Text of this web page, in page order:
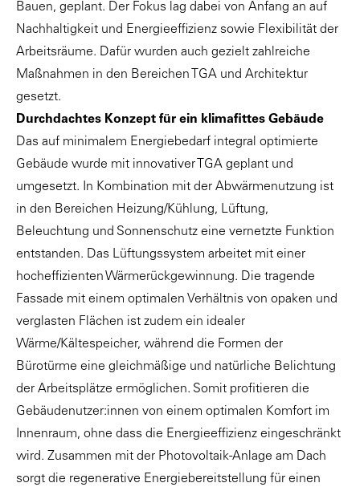
Bauen, geplant. Der Fokus lag dabei von Anfang an auf
Nachhaltigkeit und Energieeffizienz sowie Flexibilität der
Arbeitsräume. Dafür wurden auch gezielt zahlreiche
Maßnahmen in den Bereichen TGA und Architektur
gesetzt.
Durchdachtes Konzept für ein klimafittes Gebäude
Das auf minimalem Energiebedarf integral optimierte
Gebäude wurde mit innovativer TGA geplant und
umgesetzt. In Kombination mit der Abwärmenutzung ist
in den Bereichen Heizung/Kühlung, Lüftung,
Beleuchtung und Sonnenschutz eine vernetzte Funktion
entstanden. Das Lüftungssystem arbeitet mit einer
hocheffizienten Wärmerückgewinnung. Die tragende
Fassade mit einem optimalen Verhältnis von opaken und
verglasten Flächen ist zudem ein idealer
Wärme/Kältespeicher, während die Formen der
Bürotürme eine gleichmäßige und natürliche Belichtung
der Arbeitsplätze ermöglichen. Somit profitieren die
Gebäudenutzer:innen von einem optimalen Komfort im
Innenraum, ohne dass die Energieeffizienz eingeschränkt
wird. Zusammen mit der Photovoltaik-Anlage am Dach
sorgt die regenerative Energiebereitstellung für einen